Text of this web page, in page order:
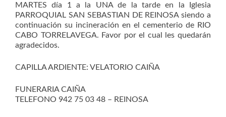
MARTES día 1 a la UNA de la tarde en la Iglesia
PARROQUIAL SAN SEBASTIAN DE REINOSA siendo a
continuación su incineración en el cementerio de RIO
CABO TORRELAVEGA. Favor por el cual les quedarán
agradecidos.
CAPILLA ARDIENTE: VELATORIO CAIÑA
FUNERARIA CAIÑA
TELEFONO 942 75 03 48 – REINOSA